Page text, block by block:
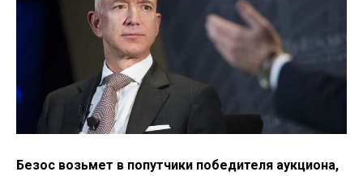
Безос возьмет в попутчики победителя аукциона,